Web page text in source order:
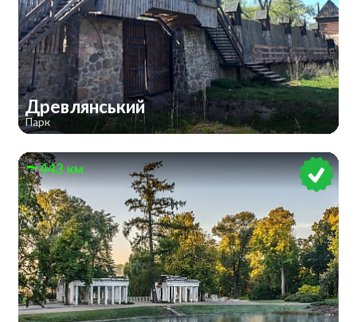
Древлянський
Парк
443 км